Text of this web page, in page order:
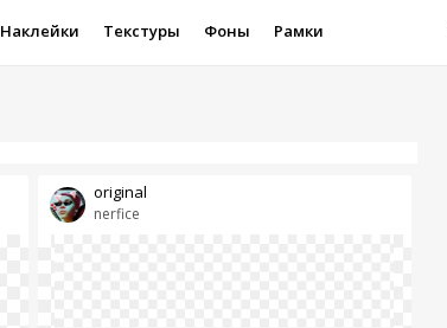
Наклейки Текстуры Фоны Рамки
nerfice
original